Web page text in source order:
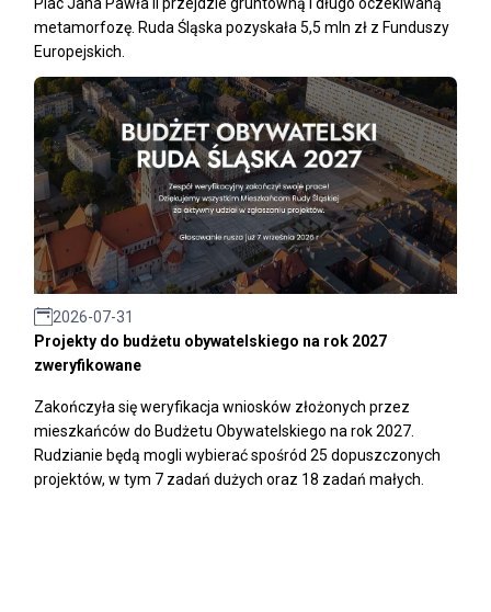
Plac Jana Pawła II przejdzie gruntowną i długo oczekiwaną
metamorfozę. Ruda Śląska pozyskała 5,5 mln zł z Funduszy
Europejskich.
2026-07-31
Projekty do budżetu obywatelskiego na rok 2027
zweryfikowane
Zakończyła się weryfikacja wniosków złożonych przez
mieszkańców do Budżetu Obywatelskiego na rok 2027.
Rudzianie będą mogli wybierać spośród 25 dopuszczonych
projektów, w tym 7 zadań dużych oraz 18 zadań małych.